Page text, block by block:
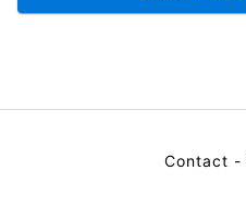
Contact -